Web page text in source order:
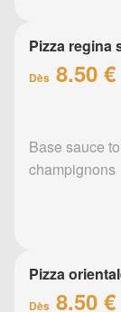
Pizza regina
Dès 8.50 €
Base sauce
champignons
Pizza
Dès 8.50 €